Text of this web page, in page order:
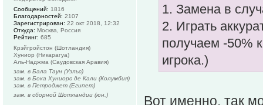
1. Замена в
2. Играть
получаем -50%
игрока.)
Вот именно, так
Сообщений: 1816
Благодарностей: 2107
Зарегистрирован: 22 окт 2018, 12:32
Откуда: Москва, Россия
Рейтинг: 685
Крэйгройстон (Шотландия)
Хуниор (Никарагуа)
Аль-Наджма (Саудовская Аравия)
зам. в Бала Таун (Уэльс)
зам. в Бока Хуниорс де Кали (Колумбия)
зам. в Петроджет (Египет)
зам. в сборной Шотландии (юн.)